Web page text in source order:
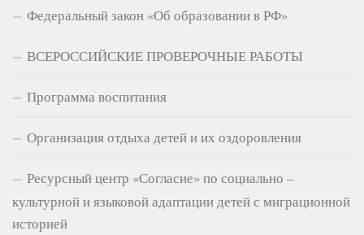
Федеральный закон «Об образовании в РФ»
ВСЕРОССИЙСКИЕ ПРОВЕРОЧНЫЕ РАБОТЫ
Программа воспитания
Организация отдыха детей и их оздоровления
Ресурсный центр «Согласие» по социально –
культурной и языковой адаптации детей с миграционной
историей